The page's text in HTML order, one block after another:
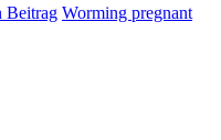
Worming pregnant